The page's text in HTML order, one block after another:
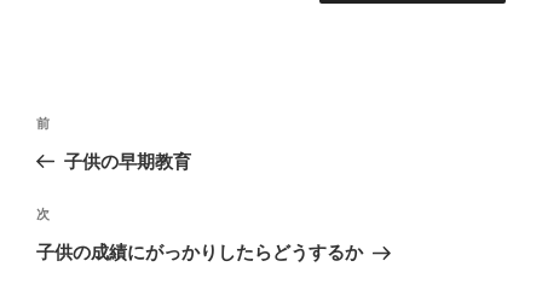
投
ビ
ゲ
前
の
稿
前
子供の早期教育
次
の
次
子供の成績にがっかりしたらどうするか